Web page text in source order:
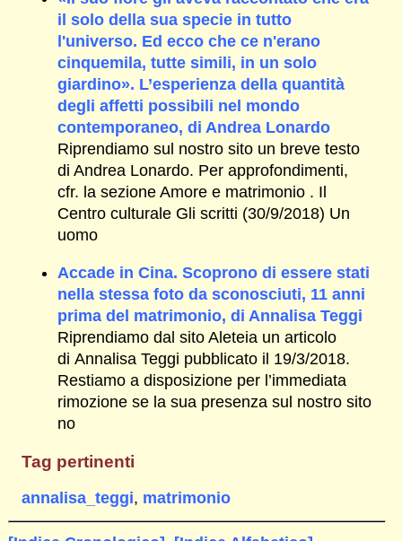
il solo della sua specie in tutto
l'universo. Ed ecco che ce n'erano
cinquemila, tutte simili, in un solo
giardino». L’esperienza della quantità
degli affetti possibili nel mondo
contemporaneo, di Andrea Lonardo
Riprendiamo sul nostro sito un breve testo
di Andrea Lonardo. Per approfondimenti,
cfr. la sezione Amore e matrimonio . Il
Centro culturale Gli scritti (30/9/2018) Un
uomo
Accade in Cina. Scoprono di essere stati
nella stessa foto da sconosciuti, 11 anni
prima del matrimonio, di Annalisa Teggi
Riprendiamo dal sito Aleteia un articolo
di Annalisa Teggi pubblicato il 19/3/2018.
Restiamo a disposizione per l’immediata
rimozione se la sua presenza sul nostro sito
no
Tag pertinenti
annalisa_teggi, matrimonio